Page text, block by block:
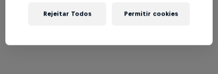
Rejeitar Todos Permitir cookies